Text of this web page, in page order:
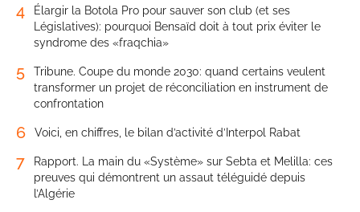
4
Élargir la Botola Pro pour sauver son club (et ses
Législatives): pourquoi Bensaïd doit à tout prix éviter le
syndrome des «fraqchia»
5
Tribune. Coupe du monde 2030: quand certains veulent
transformer un projet de réconciliation en instrument de
confrontation
6 Voici, en chiffres, le bilan d’activité d’Interpol Rabat
7
Rapport. La main du «Système» sur Sebta et Melilla: ces
preuves qui démontrent un assaut téléguidé depuis
l’Algérie